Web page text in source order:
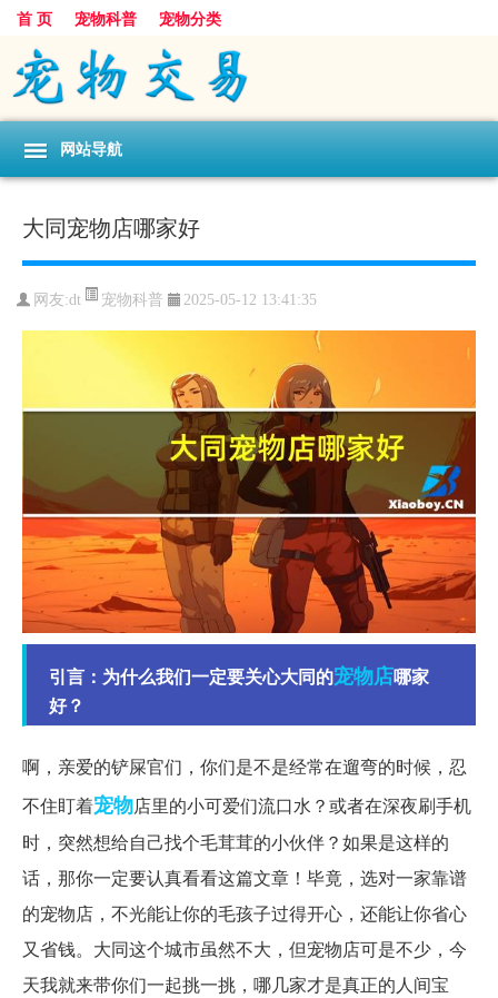
首 页 宠物科普 宠物分类
网站导航
大同宠物店哪家好
网友:dt 宠物科普 2025-05-12 13:41:35
引言：为什么我们一定要关心大同的宠物店哪家
好？
啊，亲爱的铲屎官们，你们是不是经常在遛弯的时候，忍
不住盯着宠物店里的小可爱们流口水？或者在深夜刷手机
时，突然想给自己找个毛茸茸的小伙伴？如果是这样的
话，那你一定要认真看看这篇文章！毕竟，选对一家靠谱
的宠物店，不光能让你的毛孩子过得开心，还能让你省心
又省钱。大同这个城市虽然不大，但宠物店可是不少，今
天我就来带你们一起挑一挑，哪几家才是真正的人间宝